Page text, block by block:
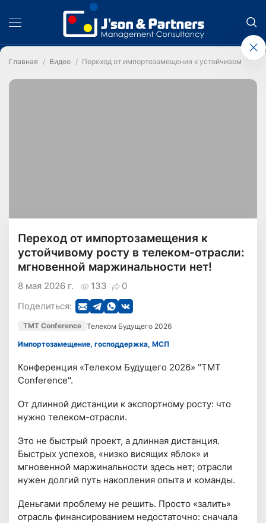
Главная Видео Переход от импортозамещения к устойчивому
Переход от импортозамещения к
устойчивому росту в телеком-отрасли:
мгновенной маржинальности нет!
133 0
8 мая 2026 г.
Поделиться:
TMT Conference Телеком Будущего 2026
Импортозамещение, господдержка, МСП
Конференция «Телеком Будущего 2026» "TMT
Conference".
От длинной дистанции к экспортному росту: что
нужно телеком-отрасли.
Это не быстрый проект, а длинная дистанция.
Быстрых успехов, «низко висящих яблок» и
мгновенной маржинальности здесь нет; отрасли
нужен долгий путь накопления опыта и команды.
Деньгами проблему не решить. Просто «залить»
отрасль финансированием недостаточно: сначала